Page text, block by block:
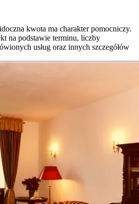
kwota ma charakter pomocniczy.
na podstawie terminu, liczby
usług oraz innych szczegółów